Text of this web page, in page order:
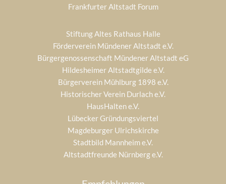
Frankfurter Altstadt Forum
Stiftung Altes Rathaus Halle
Förderverein Mündener Altstadt e.V.
Bürgergenossenschaft Mündener Altstadt eG
Hildesheimer Altstadtgilde e.V.
Bürgerverein Mühlburg 1898 e.V.
Historischer Verein Durlach e.V.
HausHalten e.V.
Lübecker Gründungsviertel
Magdeburger Ulrichskirche
Stadtbild Mannheim e.V.
Altstadtfreunde Nürnberg e.V.